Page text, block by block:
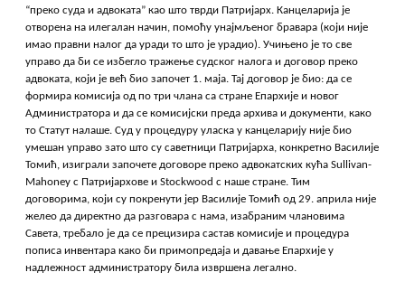
“преко суда и адвоката” као што тврди Патријарх. Канцеларија је
отворена на илегалан начин, помоћу унајмљеног бравара (који није
имао правни налог да уради то што је урадио). Учињено је то све
управо да би се избегло тражење судског налога и договор преко
адвоката, који је већ био започет 1. маја. Тај договор је био: да се
формира комисија од по три члана са стране Епархије и новог
Администратора и да се комисијски преда архива и документи, како
то Статут налаше. Суд у процедуру уласка у канцеларију није био
умешан управо зато што су саветници Патријарха, конкретно Василије
Томић, изиграли започете договоре преко адвокатских кућа Sullivan-
Mahoney с Патријархове и Stockwood с наше стране. Тим
договорима, који су покренути јер Василије Томић од 29. априла није
желео да директно да разговара с нама, изабраним члановима
Савета, требало је да се прецизира састав комисије и процедура
пописа инвентара како би примопредаја и давање Епархије у
надлежност администратору била извршена легално.